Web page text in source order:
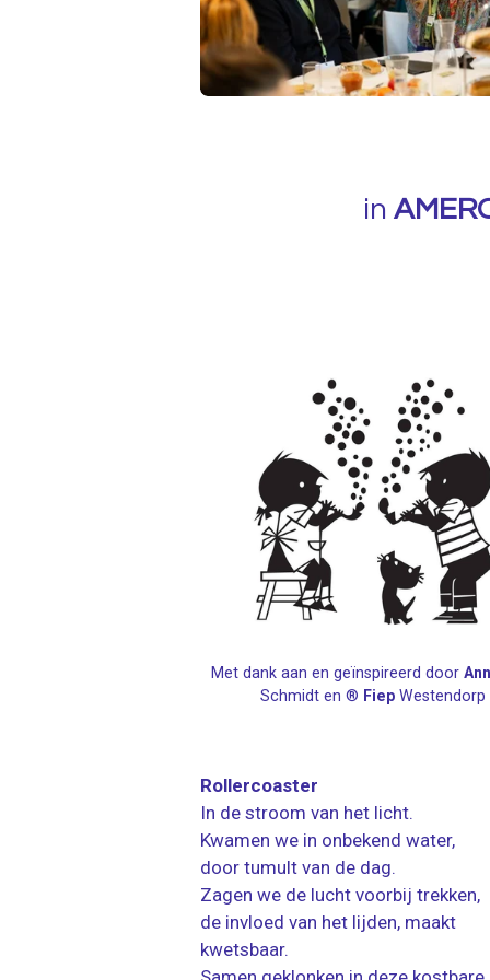
in
Met dank aan en geïnspireerd door
Schmidt en ® Fiep Westendorp
Rollercoaster
In de stroom van het licht.
Kwamen we in onbekend water,
door tumult van de dag.
Zagen we de lucht voorbij trekken,
de invloed van het lijden, maakt
kwetsbaar.